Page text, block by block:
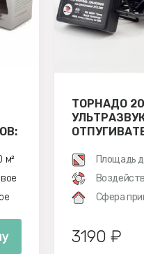
м²
ТОРНАДО
Площадь
Сфера
3190 ₽